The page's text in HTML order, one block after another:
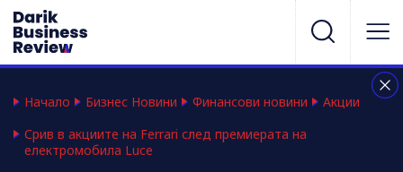
Начало Бизнес Новини Финансови новини
Акции
Срив в акциите на Ferrari след премиерата на
електромобила Luce